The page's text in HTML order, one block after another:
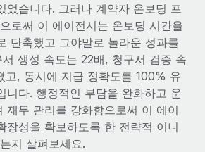
로세스 간소화
에 선제적으로 대응
및 추적 관리
Weaviate가 Remote와 협력하여
성장시킨 방법
Weaviate는 오픈 소스, AI 우선 인프라를
미션은 전 세계 개발자 및 운영자
AI 네이티브...
었습니다. 그러나 계약자 온보딩 프
로써 이 에이전시는 온보딩 시간을
단축했고 그야말로 놀라운 성과를
생성 속도는 22배, 청구서 검증 속
고, 동시에 지급 정확도를 100% 유
니다. 행정적인 부담을 완화하고 운
재무 관리를 강화함으로써 이 에이
장성을 확보하도록 한 전략적 이니
지 살펴보세요.